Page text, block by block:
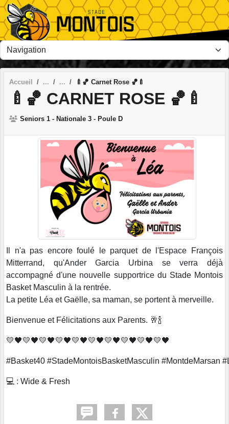
Accueil 🍼🏀 Carnet Rose 🏀🍼
🍼🏀 CARNET ROSE 🏀🍼
Seniors 1 - Nationale 3 - Poule D
Il n'a pas encore foulé le parquet de l'Espace François
Mitterrand, qu'Ander Garcia Urbina se verra déjà
accompagné d'une nouvelle supportrice du Stade Montois
Basket Masculin à la rentrée.
La petite Léa et Gaëlle, sa maman, se portent à merveille.
Bienvenue et Félicitations aux Parents. 🥂🍾
💛🖤💛🖤💛🖤💛🖤💛🖤💛🖤💛🖤💛🖤💛🖤💛🖤
#Basket40 #StadeMontoisBasketMasculin #MontdeMarsan
💻 : Wide & Fresh
Panneau de gestion des cookies